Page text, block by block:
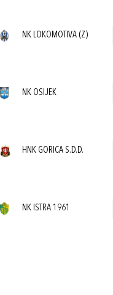
NK LOKOMOTIVA (Z)
NK OSIJEK
HNK GORICA S.D.D.
NK ISTRA 1961